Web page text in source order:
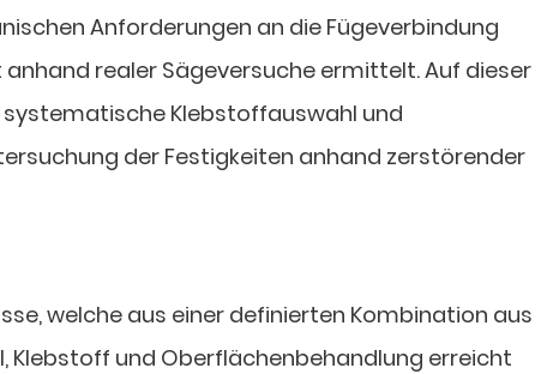
Anforderungen an die Fügeverbindung
realer Sägeversuche ermittelt. Auf dieser
systematische Klebstoffauswahl und
der Festigkeiten anhand zerstörender
welche aus einer definierten Kombination aus
Klebstoff und Oberflächenbehandlung erreicht